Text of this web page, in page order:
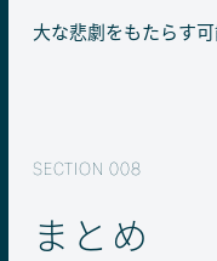
大な悲劇をもたらす
まとめ